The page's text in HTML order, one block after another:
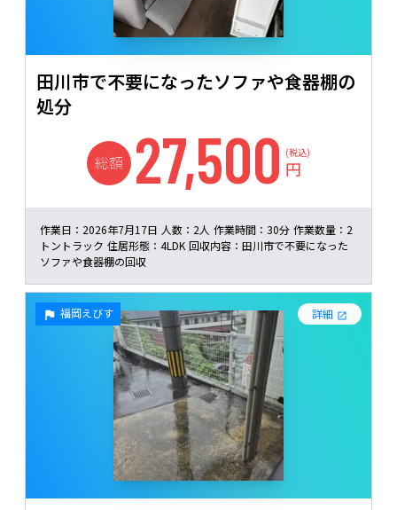
田川市で不要になったソファや食器棚の
処分
総額 27,500 (税込)
円
作業日： 2026年7月17日 人数： 2人 作業時間： 30分 作業数量： 2
トントラック 住居形態： 4LDK 回収内容： 田川市で不要になった
ソファや食器棚の回収
福岡えびす 詳細